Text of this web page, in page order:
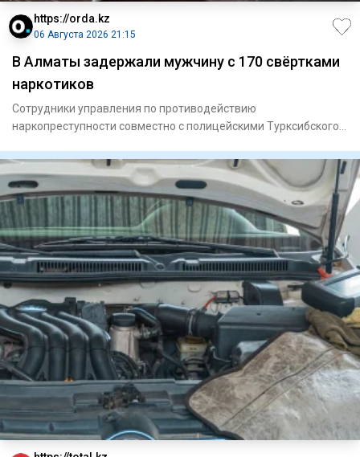
https://orda.kz
06 Августа 2026 21:15
В Алматы задержали мужчину с 170 свёртками
наркотиков
Сотрудники управления по противодействию
наркопреступности совместно с полицейскими Турксибского